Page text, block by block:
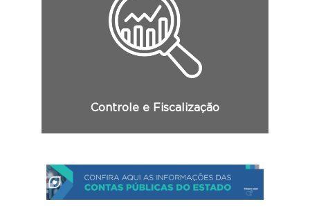
Controle e Fiscalização
Consulte aqui relatórios de Auditoria,
Custos, as Leis orçamentárias, Diários
oficiais do Estado e informações
classificadas.